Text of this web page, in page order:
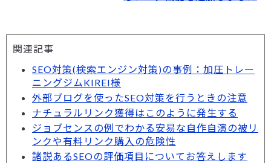
関連記事
SEO対策(検索エンジン対策)の事例：加圧トレー
ニングジムKIREI様
外部ブログを使ったSEO対策を行うときの注意
ナチュラルリンク獲得はこのように発生する
ジョブセンスの例でわかる安易な自作自演の被リ
ンクや有料リンク購入の危険性
諸説あるSEOの評価項目についてお答えします